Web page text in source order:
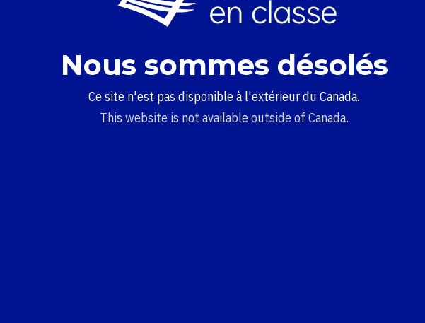
Nous sommes désolés
Ce site n'est pas disponible à l'extérieur du Canada.
This website is not available outside of Canada.